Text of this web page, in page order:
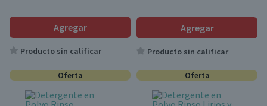
Agregar
Producto sin calificar
Agregar
Producto sin calificar
Oferta Oferta